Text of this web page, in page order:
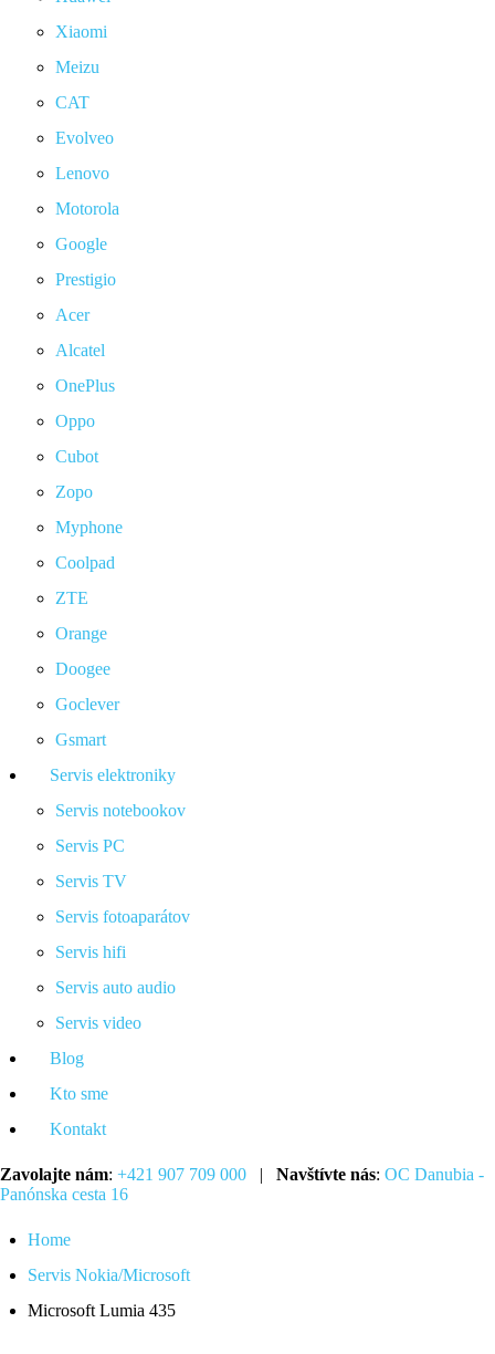
Xiaomi
Meizu
CAT
Evolveo
Lenovo
Motorola
Google
Prestigio
Acer
Alcatel
OnePlus
Oppo
Cubot
Zopo
Myphone
Coolpad
ZTE
Orange
Doogee
Goclever
Gsmart
Servis elektroniky
Servis notebookov
Servis PC
Servis TV
Servis fotoaparátov
Servis hifi
Servis auto audio
Servis video
Blog
Kto sme
Kontakt
Zavolajte nám: +421 907 709 000 | Navštívte nás: OC Danubia -
Panónska cesta 16
Home
Servis Nokia/Microsoft
Microsoft Lumia 435